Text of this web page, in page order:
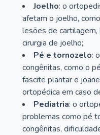
Joelho: o
afetam o joelho,
lesões de
cirurgia de joelho;
Pé e tornozelo:
congênitas, como o
fascite plantar e
ortopédica em caso
Pediatria: o
problemas como pé
congênitas,